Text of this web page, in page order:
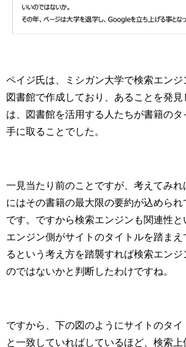
ペイジ氏は、ミシガン大学で検索エンジ
図書館で作成しており、あることを発
は、図書館を活用する人たちが書籍の
手に取ることでした。
一見当たり前のことですが、考えてみ
にはその書籍の最大限の要約が込められ
です。ですから検索エンジンも関連性
エンジン側がサイトのタイトルを踏ま
るという考え方を踏襲すれば検索エンジ
のではないかと判断したわけですね。
ですから、下の図のようにサイトのタイ
と一致していればしているほど、検索上